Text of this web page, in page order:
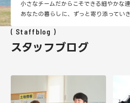
小さなチームだからこそできる細やかな
あなたの暮らしに、ずっと寄り添っていき
Staffblog
スタッフブログ